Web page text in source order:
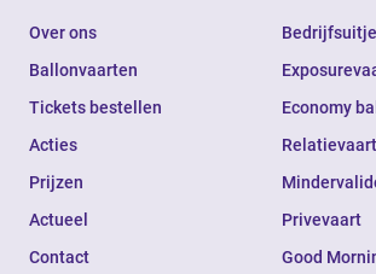
Over ons
Ballonvaarten
Tickets bestellen
Acties
Prijzen
Actueel
Contact
Bedrijfsuitje
Economy
Privevaart
Good